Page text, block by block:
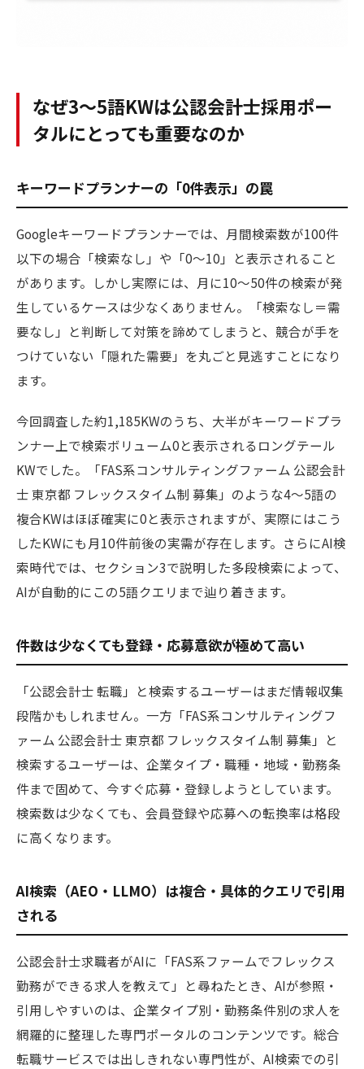
なぜ3〜5語KWは公認会計士採用ポー
タルにとっても重要なのか
キーワードプランナーの「0件表示」の罠
Googleキーワードプランナーでは、月間検索数が100件
以下の場合「検索なし」や「0〜10」と表示されること
があります。しかし実際には、月に10〜50件の検索が発
生しているケースは少なくありません。「検索なし＝需
要なし」と判断して対策を諦めてしまうと、競合が手を
つけていない「隠れた需要」を丸ごと見逃すことになり
ます。
今回調査した約1,185KWのうち、大半がキーワードプラ
ンナー上で検索ボリューム0と表示されるロングテール
KWでした。「FAS系コンサルティングファーム 公認会計
士 東京都 フレックスタイム制 募集」のような4〜5語の
複合KWはほぼ確実に0と表示されますが、実際にはこう
したKWにも月10件前後の実需が存在します。さらにAI検
索時代では、セクション3で説明した多段検索によって、
AIが自動的にこの5語クエリまで辿り着きます。
件数は少なくても登録・応募意欲が極めて高い
「公認会計士 転職」と検索するユーザーはまだ情報収集
段階かもしれません。一方「FAS系コンサルティングフ
ァーム 公認会計士 東京都 フレックスタイム制 募集」と
検索するユーザーは、企業タイプ・職種・地域・勤務条
件まで固めて、今すぐ応募・登録しようとしています。
検索数は少なくても、会員登録や応募への転換率は格段
に高くなります。
AI検索（AEO・LLMO）は複合・具体的クエリで引用
される
公認会計士求職者がAIに「FAS系ファームでフレックス
勤務ができる求人を教えて」と尋ねたとき、AIが参照・
引用しやすいのは、企業タイプ別・勤務条件別の求人を
網羅的に整理した専門ポータルのコンテンツです。総合
転職サービスでは出しきれない専門性が、AI検索での引